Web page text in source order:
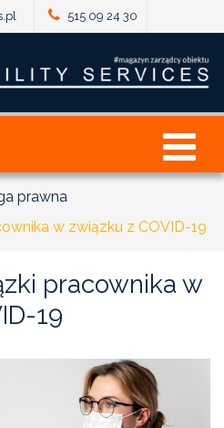
515 09 24 30
prawna
w związku z COVID-19
pracownika w
19